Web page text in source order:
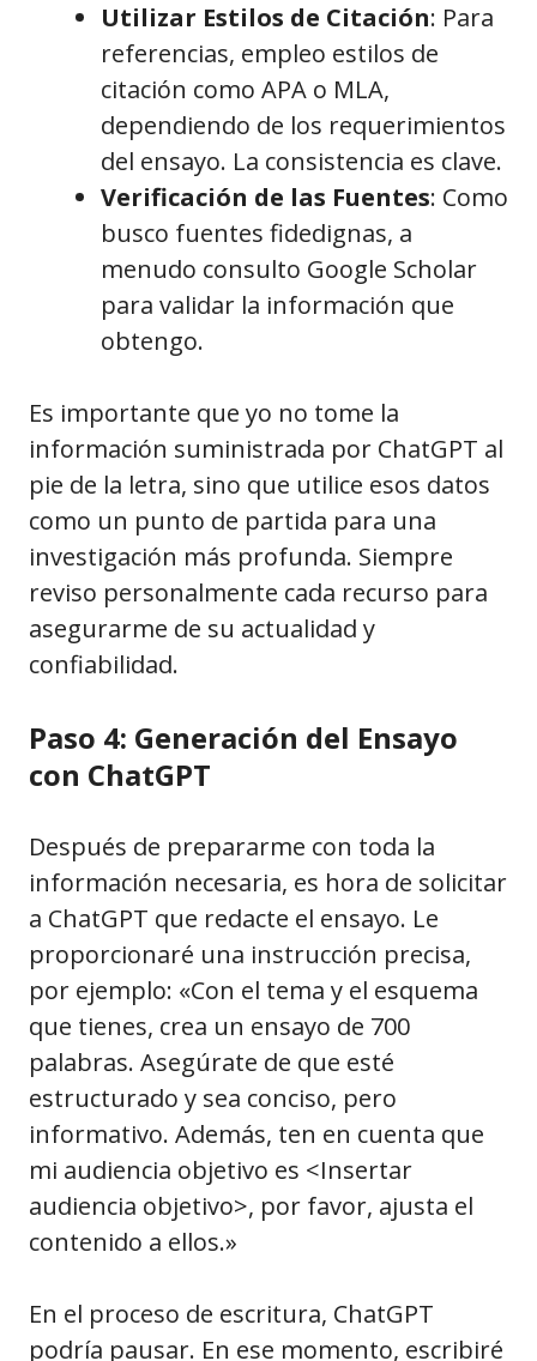
Utilizar Estilos de Citación: Para
referencias, empleo estilos de
citación como APA o MLA,
dependiendo de los requerimientos
del ensayo. La consistencia es clave.
Verificación de las Fuentes: Como
busco fuentes fidedignas, a
menudo consulto Google Scholar
para validar la información que
obtengo.
Es importante que yo no tome la
información suministrada por ChatGPT al
pie de la letra, sino que utilice esos datos
como un punto de partida para una
investigación más profunda. Siempre
reviso personalmente cada recurso para
asegurarme de su actualidad y
confiabilidad.
Paso 4: Generación del Ensayo
con ChatGPT
Después de prepararme con toda la
información necesaria, es hora de solicitar
a ChatGPT que redacte el ensayo. Le
proporcionaré una instrucción precisa,
por ejemplo: «Con el tema y el esquema
que tienes, crea un ensayo de 700
palabras. Asegúrate de que esté
estructurado y sea conciso, pero
informativo. Además, ten en cuenta que
mi audiencia objetivo es <Insertar
audiencia objetivo>, por favor, ajusta el
contenido a ellos.»
En el proceso de escritura, ChatGPT
podría pausar. En ese momento, escribiré